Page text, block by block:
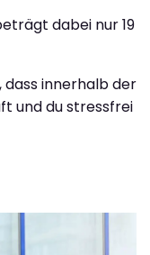
dabei nur 19
, dass innerhalb der
und du stressfrei